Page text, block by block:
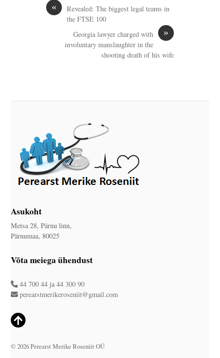
«
Revealed: The biggest legal teams in
the FTSE 100
»
Georgia lawyer charged with
involuntary manslaughter in the
shooting death of his wife
Asukoht
Metsa 28, Pärnu linn,
Pärnumaa, 80025
Võta meiega ühendust
44 700 44 ja44 300 90
perearstmerikeroseniit@gmail.com
© 2026 Perearst Merike Roseniit OÜ